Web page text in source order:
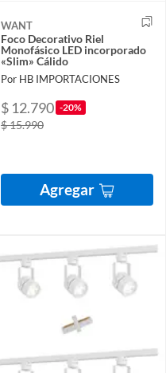
WANT
Foco Decorativo Riel
Monofásico LED incorporado
«Slim» Cálido
Por HB IMPORTACIONES
$ 12.790 -20%
$ 15.990
Agregar